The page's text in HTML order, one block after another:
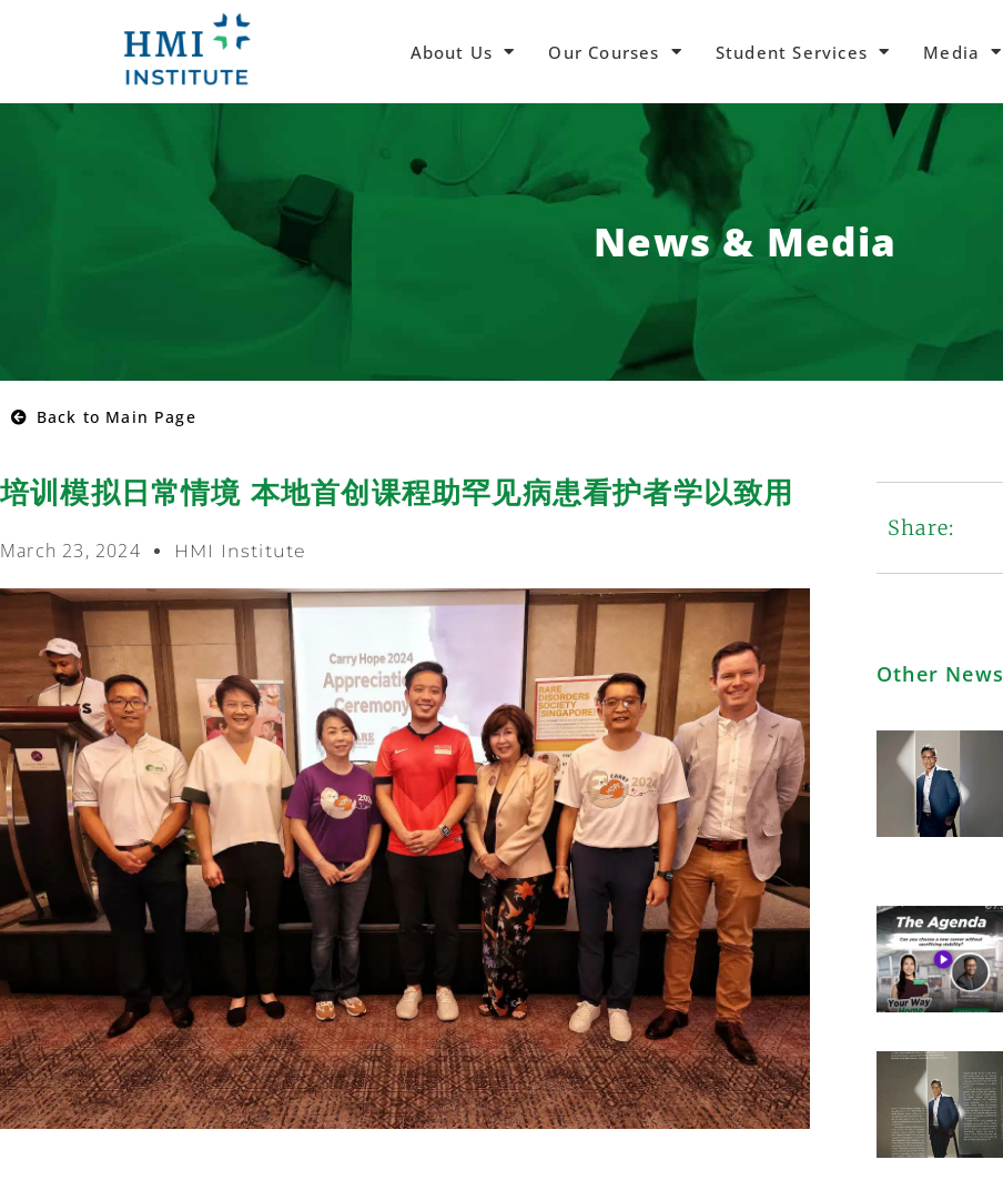
About Us Our Courses Student Services Media
News & Media
Back to Main Page
培训模拟日常情境 本地首创课程助罕见病患看护者学以致用
March 23, 2024 HMI Institute
Share:
Other News